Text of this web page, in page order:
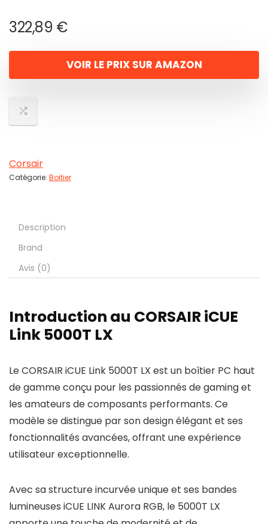
322,89 €
VOIR LE PRIX SUR AMAZON
Corsair
Catégorie: Boitier
Description
Brand
Avis (0)
Introduction au CORSAIR iCUE
Link 5000T LX
Le CORSAIR iCUE Link 5000T LX est un boîtier PC haut
de gamme conçu pour les passionnés de gaming et
les amateurs de composants performants. Ce
modèle se distingue par son design élégant et ses
fonctionnalités avancées, offrant une expérience
utilisateur exceptionnelle.
Avec sa structure incurvée unique et ses bandes
lumineuses iCUE LINK Aurora RGB, le 5000T LX